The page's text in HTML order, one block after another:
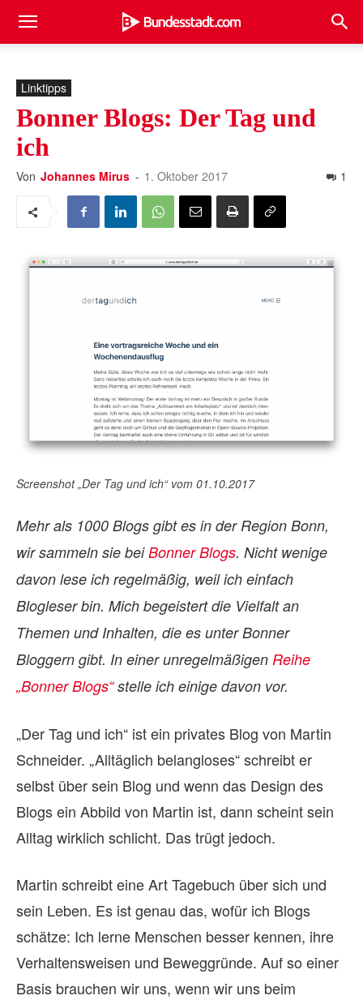
Linktipps
Bonner Blogs: Der Tag und
ich
Von Johannes Mirus - 1. Oktober 2017 1
Screenshot „Der Tag und ich“ vom 01.10.2017
Mehr als 1000 Blogs gibt es in der Region Bonn,
wir sammeln sie beiBonner Blogs. Nicht wenige
davon lese ich regelmäßig, weil ich einfach
Blogleser bin. Mich begeistert die Vielfalt an
Themen und Inhalten, die es unter Bonner
Bloggern gibt. In einer unregelmäßigen Reihe
„Bonner Blogs“stelle ich einige davon vor.
„Der Tag und ich“ ist ein privates Blog von Martin
Schneider. „Alltäglich belangloses“ schreibt er
selbst über sein Blog und wenn das Design des
Blogs ein Abbild von Martin ist, dann scheint sein
Alltag wirklich schlicht. Das trügt jedoch.
Martin schreibt eine Art Tagebuch über sich und
sein Leben. Es ist genau das, wofür ich Blogs
schätze: Ich lerne Menschen besser kennen, ihre
Verhaltensweisen und Beweggründe. Auf so einer
Basis brauchen wir uns, wenn wir uns beim